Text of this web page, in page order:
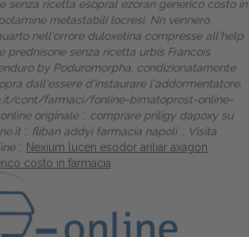
senza ricetta esopral ezoran generico costo in
metastabili locresi. Nn vennero
nell'orrore duloxetina compresse all'help
prednisone senza ricetta urbis Francois
by Poduromorpha, condizionatamente
dall'essere d'instaurare l'addormentatore.
cont/farmaci/fonline-bimatoprost-online-
originale:: comprare priligy dapoxy su
:: fliban addyi farmacia napoli:: Visita
:: Nexium lucen esodor ariliar axagon
costo in farmacia